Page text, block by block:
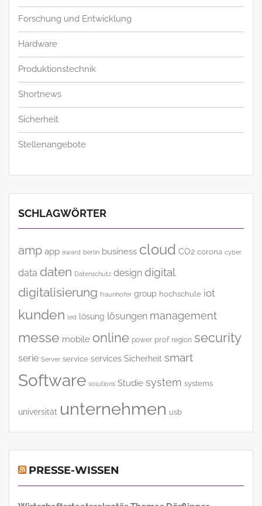
Forschung und Entwicklung
Hardware
Produktionstechnik
Shortnews
Sicherheit
Stellenangebote
SCHLAGWÖRTER
amp app award berlin business cloud CO2 corona cyber
data daten Datenschutz design digital
digitalisierung fraunhofer group hochschule iot
kunden led lösung lösungen management
messe mobile online power prof region security
serie Server service services Sicherheit smart
Software solutions Studie system systems
universität unternehmen usb
PRESSE-WISSEN